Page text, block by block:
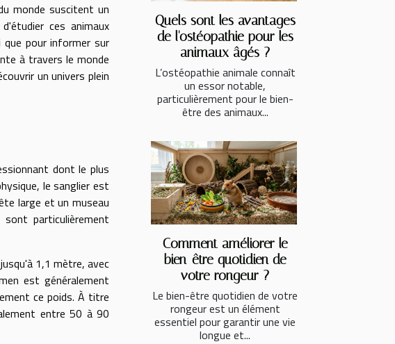
monde suscitent un
ces animaux
pour informer sur
à travers le monde
un univers plein
dont le plus
le sanglier est
large et un museau
particulièrement
1,1 mètre, avec
est généralement
ce poids. À titre
entre 50 à 90
Quels sont les avantages
de l'ostéopathie pour les
animaux âgés ?
L’ostéopathie animale connaît
un essor notable,
particulièrement pour le bien-
être des animaux...
Comment améliorer le
bien-être quotidien de
votre rongeur ?
Le bien-être quotidien de votre
rongeur est un élément
essentiel pour garantir une vie
longue et...